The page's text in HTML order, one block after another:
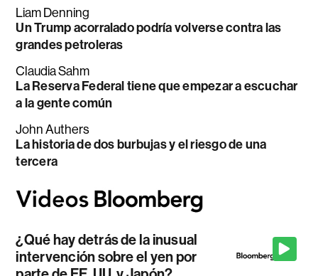
Liam Denning
Un Trump acorralado podría volverse contra las
grandes petroleras
Claudia Sahm
La Reserva Federal tiene que empezar a escuchar
a la gente común
John Authers
La historia de dos burbujas y el riesgo de una
tercera
¿Qué hay detrás de la inusual
intervención sobre el yen por